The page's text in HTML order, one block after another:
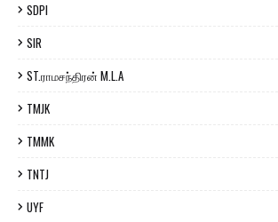
SDPI
SIR
ST.ராமசந்திரன் M.L.A
TMJK
TMMK
TNTJ
UYF